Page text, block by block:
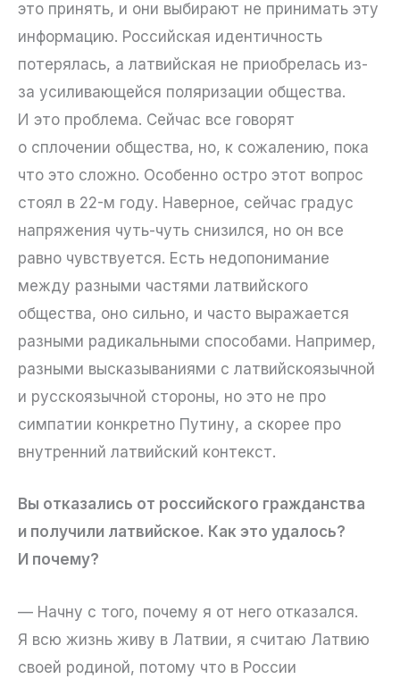
это принять, и они выбирают не принимать эту
информацию. Российская идентичность
потерялась, а латвийская не приобрелась из-
за усиливающейся поляризации общества.
И это проблема. Сейчас все говорят
о сплочении общества, но, к сожалению, пока
что это сложно. Особенно остро этот вопрос
стоял в 22-м году. Наверное, сейчас градус
напряжения чуть-чуть снизился, но он все
равно чувствуется. Есть недопонимание
между разными частями латвийского
общества, оно сильно, и часто выражается
разными радикальными способами. Например,
разными высказываниями с латвийскоязычной
и русскоязычной стороны, но это не про
симпатии конкретно Путину, а скорее про
внутренний латвийский контекст.
Вы отказались от российского гражданства
и получили латвийское. Как это удалось?
И почему?
— Начну с того, почему я от него отказался.
Я всю жизнь живу в Латвии, я считаю Латвию
своей родиной, потому что в России